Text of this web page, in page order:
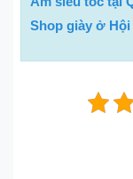
Shop giày ở Hội